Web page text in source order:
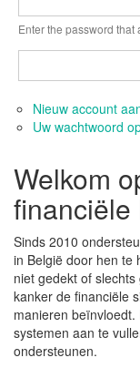
Enter the password
Nieuw account
Uw wachtwoord
Welkom
financiële
Sinds 2010
in België door hen te
niet gedekt of
kanker de financiële
manieren
systemen aan te
ondersteunen.